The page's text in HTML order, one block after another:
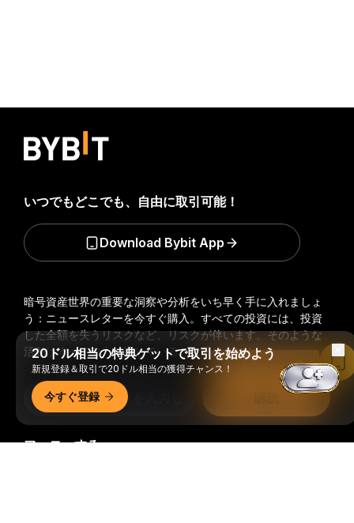
暗号資産世界の重要な洞察や分析をいち早く手に入れましょ
う：ニュースレターを今すぐ購入。 すべての投資には、投資
した全額を失うリスクなど、リスクが伴います。そのような
活動はすべての人に適しているとは限りません。
フォローする
いつでもどこでも、自由に取引可能！
Download Bybit App
20ドル相当の特典ゲットで取引を始めよう
新規登録＆取引で20ドル相当の獲得チャンス！
今すぐ登録
Bybitアプリで読む